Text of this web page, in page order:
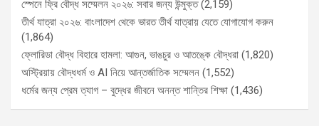
স্পেনে ফ্রি বৌদ্ধ সম্মেলন ২০২৬: সবার জন্য উন্মুক্ত (2,159)
তীর্থ যাত্রা ২০২৬: বাংলাদেশ থেকে ভারত তীর্থ যাত্রায় যেতে যোগাযোগ করুন
(1,864)
ফ্লোরিডা বৌদ্ধ বিহারে হামলা: আগুন, ভাঙচুর ও আতঙ্কে বৌদ্ধরা (1,820)
অস্ট্রিয়ায় বৌদ্ধধর্ম ও AI নিয়ে আন্তর্জাতিক সম্মেলন (1,552)
ধর্মের জন্য প্রেম ত্যাগ – বুদ্ধের জীবনে অনন্ত শান্তির শিক্ষা (1,436)